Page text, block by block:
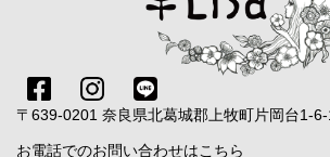
〒639-0201 奈良県北葛城郡上牧町片岡台1-
お電話でのお問い合わせはこちら